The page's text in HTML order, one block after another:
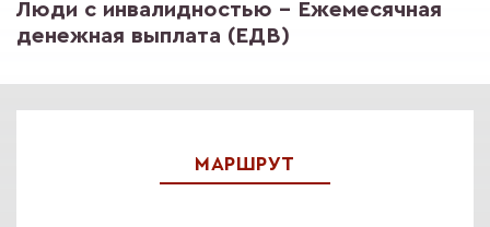
Люди с инвалидностью - Ежемесячная
денежная выплата (ЕДВ)
МАРШРУТ